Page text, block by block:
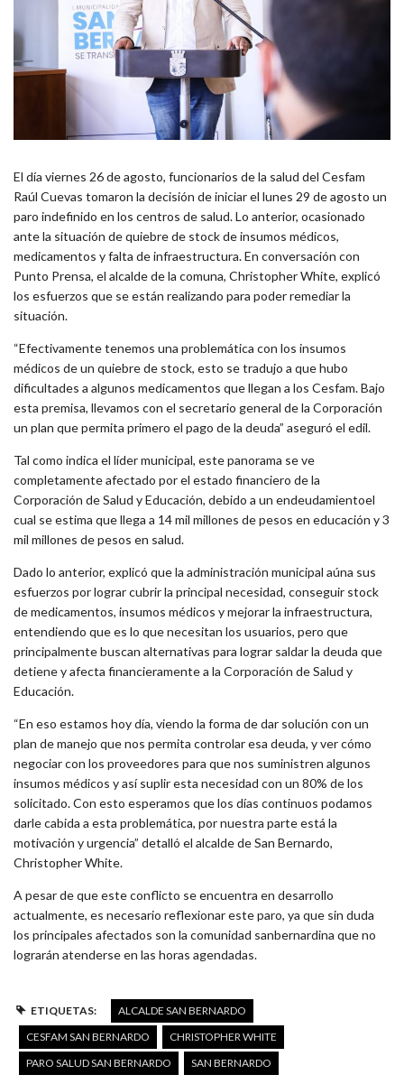
El día viernes 26 de agosto, funcionarios de la salud del Cesfam
Raúl Cuevas tomaron la decisión de iniciar el lunes 29 de agosto un
paro indefinido en los centros de salud. Lo anterior, ocasionado
ante la situación de quiebre de stock de insumos médicos,
medicamentos y falta de infraestructura. En conversación con
Punto Prensa, el alcalde de la comuna, Christopher White, explicó
los esfuerzos que se están realizando para poder remediar la
situación.
“Efectivamente tenemos una problemática con los insumos
médicos de un quiebre de stock, esto se tradujo a que hubo
dificultades a algunos medicamentos que llegan a los Cesfam. Bajo
esta premisa, llevamos con el secretario general de la Corporación
un plan que permita primero el pago de la deuda” aseguró el edil.
Tal como indica el líder municipal, este panorama se ve
completamente afectado por el estado financiero de la
Corporación de Salud y Educación, debido a un endeudamientoel
cual se estima que llega a 14 mil millones de pesos en educación y 3
mil millones de pesos en salud.
Dado lo anterior, explicó que la administración municipal aúna sus
esfuerzos por lograr cubrir la principal necesidad, conseguir stock
de medicamentos, insumos médicos y mejorar la infraestructura,
entendiendo que es lo que necesitan los usuarios, pero que
principalmente buscan alternativas para lograr saldar la deuda que
detiene y afecta financieramente a la Corporación de Salud y
Educación.
“En eso estamos hoy día, viendo la forma de dar solución con un
plan de manejo que nos permita controlar esa deuda, y ver cómo
negociar con los proveedores para que nos suministren algunos
insumos médicos y así suplir esta necesidad con un 80% de los
solicitado. Con esto esperamos que los días continuos podamos
darle cabida a esta problemática, por nuestra parte está la
motivación y urgencia” detalló el alcalde de San Bernardo,
Christopher White.
A pesar de que este conflicto se encuentra en desarrollo
actualmente, es necesario reflexionar este paro, ya que sin duda
los principales afectados son la comunidad sanbernardina que no
lograrán atenderse en las horas agendadas.
ETIQUETAS:
ALCALDE SAN BERNARDO
CESFAM SAN BERNARDO
CHRISTOPHER WHITE
PARO SALUD SAN BERNARDO
SAN BERNARDO